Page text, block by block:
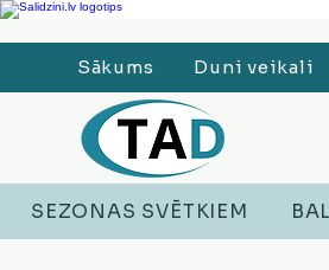
Ledusskapji, Sadzīves tehnika,
Sākums Duni veikali
SEZONAS SVĒTKIEM